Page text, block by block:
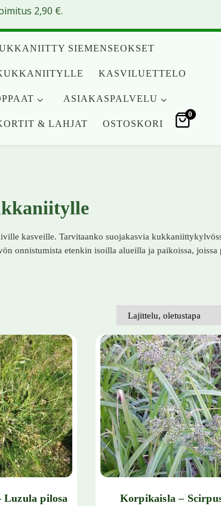
SIEMENSEOKSET
KASVILUETTELO
ASIAKASPALVELU
& LAHJAT OSTOSKORI
0
kasveille. Tarvitaanko suojakasvia
onnistumista etenkin isoilla alueilla ja paikoissa,
Luzula pilosa
Korpikaisla –
2,90 €.